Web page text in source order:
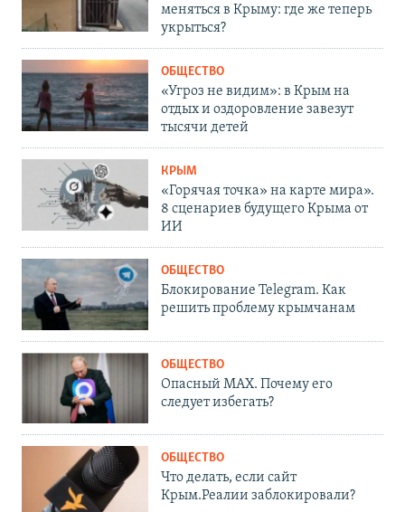
меняться в Крыму: где же теперь
укрыться?
ОБЩЕСТВО
«Угроз не видим»: в Крым на
отдых и оздоровление завезут
тысячи детей
КРЫМ
«Горячая точка» на карте мира».
8 сценариев будущего Крыма от
ИИ
ОБЩЕСТВО
Блокирование Telegram. Как
решить проблему крымчанам
ОБЩЕСТВО
Опасный MAX. Почему его
следует избегать?
ОБЩЕСТВО
Что делать, если сайт
Крым.Реалии заблокировали?